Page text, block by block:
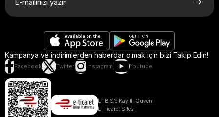
Kampanya ve indirimlerden haberdar olmak için bizi Takip Edin!
Facebook Twitter Instagram Youtube
ETBİS’e Kayıtlı Güvenli
E-Ticaret Sitesi